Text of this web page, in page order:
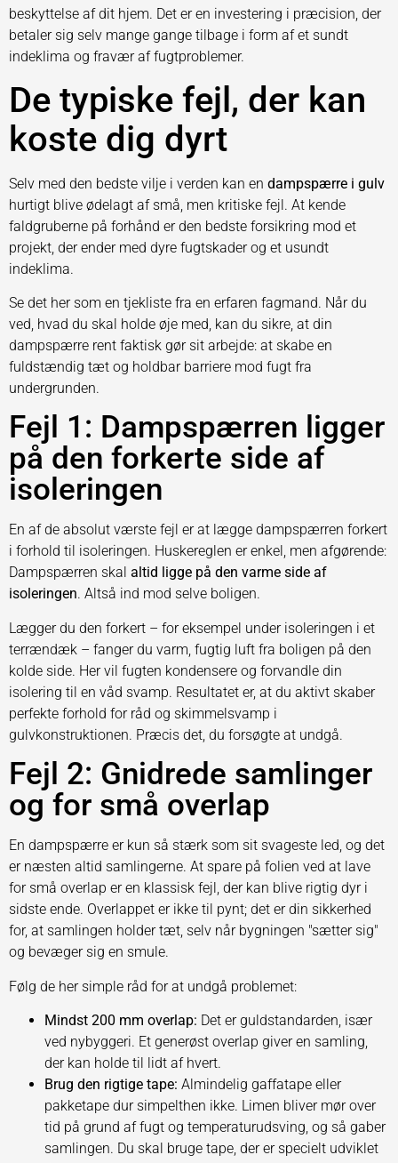
beskyttelse af dit hjem. Det er en investering i præcision, der
betaler sig selv mange gange tilbage i form af et sundt
indeklima og fravær af fugtproblemer.
De typiske fejl, der kan
koste dig dyrt
Selv med den bedste vilje i verden kan en dampspærre i gulv
hurtigt blive ødelagt af små, men kritiske fejl. At kende
faldgruberne på forhånd er den bedste forsikring mod et
projekt, der ender med dyre fugtskader og et usundt
indeklima.
Se det her som en tjekliste fra en erfaren fagmand. Når du
ved, hvad du skal holde øje med, kan du sikre, at din
dampspærre rent faktisk gør sit arbejde: at skabe en
fuldstændig tæt og holdbar barriere mod fugt fra
undergrunden.
Fejl 1: Dampspærren ligger
på den forkerte side af
isoleringen
En af de absolut værste fejl er at lægge dampspærren forkert
i forhold til isoleringen. Huskereglen er enkel, men afgørende:
Dampspærren skal altid ligge på den varme side af
isoleringen. Altså ind mod selve boligen.
Lægger du den forkert – for eksempel under isoleringen i et
terrændæk – fanger du varm, fugtig luft fra boligen på den
kolde side. Her vil fugten kondensere og forvandle din
isolering til en våd svamp. Resultatet er, at du aktivt skaber
perfekte forhold for råd og skimmelsvamp i
gulvkonstruktionen. Præcis det, du forsøgte at undgå.
Fejl 2: Gnidrede samlinger
og for små overlap
En dampspærre er kun så stærk som sit svageste led, og det
er næsten altid samlingerne. At spare på folien ved at lave
for små overlap er en klassisk fejl, der kan blive rigtig dyr i
sidste ende. Overlappet er ikke til pynt; det er din sikkerhed
for, at samlingen holder tæt, selv når bygningen "sætter sig"
og bevæger sig en smule.
Følg de her simple råd for at undgå problemet:
Mindst 200 mm overlap: Det er guldstandarden, især
ved nybyggeri. Et generøst overlap giver en samling,
der kan holde til lidt af hvert.
Brug den rigtige tape: Almindelig gaffatape eller
pakketape dur simpelthen ikke. Limen bliver mør over
tid på grund af fugt og temperaturudsving, og så gaber
samlingen. Du skal bruge tape, der er specielt udviklet